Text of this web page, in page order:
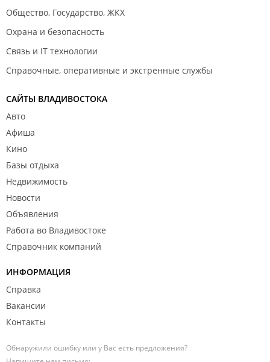
Общество, Государство, ЖКХ
Охрана и безопасность
Связь и IT технологии
Справочные, оперативные и экстренные службы
САЙТЫ ВЛАДИВОСТОКА
Авто
Афиша
Кино
Базы отдыха
Недвижимость
Новости
Объявления
Работа во Владивостоке
Справочник компаний
ИНФОРМАЦИЯ
Справка
Вакансии
Контакты
Обнаружили ошибку или у Вас есть предложения?